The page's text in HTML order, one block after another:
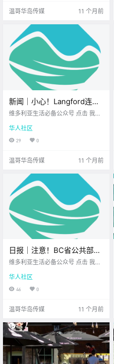
温哥华岛传媒 11 个月前
新闻｜小心！Langford连发
BB枪袭击案，行人无辜中
多利亚，周末将被雾霾笼
罩！
维多利亚生活必备公众号 点击 我在
想一直在你身边 大家周五好呀~ 长
周末近在眼前 心情是不是已经 提前
放飞了？ 先来看看 今天的新闻吧！
华人社区
29 0
温哥华岛传媒 11 个月前
日报｜注意！BC省公共部门
工会要罢工！公共服务要停
被控持械罪！
维多利亚生活必备公众号 点击 我在
想一直在你身边 公元2025年8月29
日 农历7月7日 星期五 处女座 < 今
华人社区
46 0
温哥华岛传媒 11 个月前